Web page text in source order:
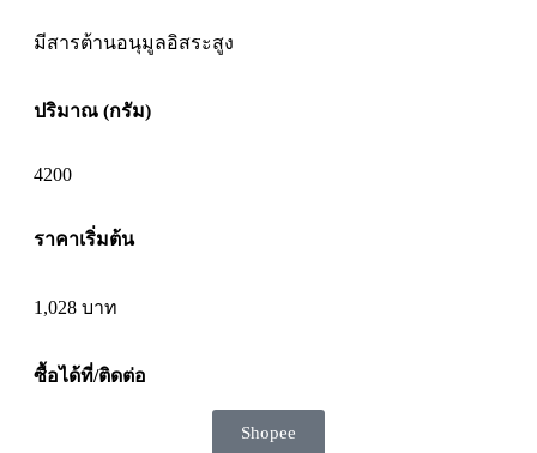
มีสารต้านอนุมูลอิสระสูง
ปริมาณ (กรัม)
4200
ราคาเริ่มต้น
1,028 บาท
ซื้อได้ที่/ติดต่อ
Shopee